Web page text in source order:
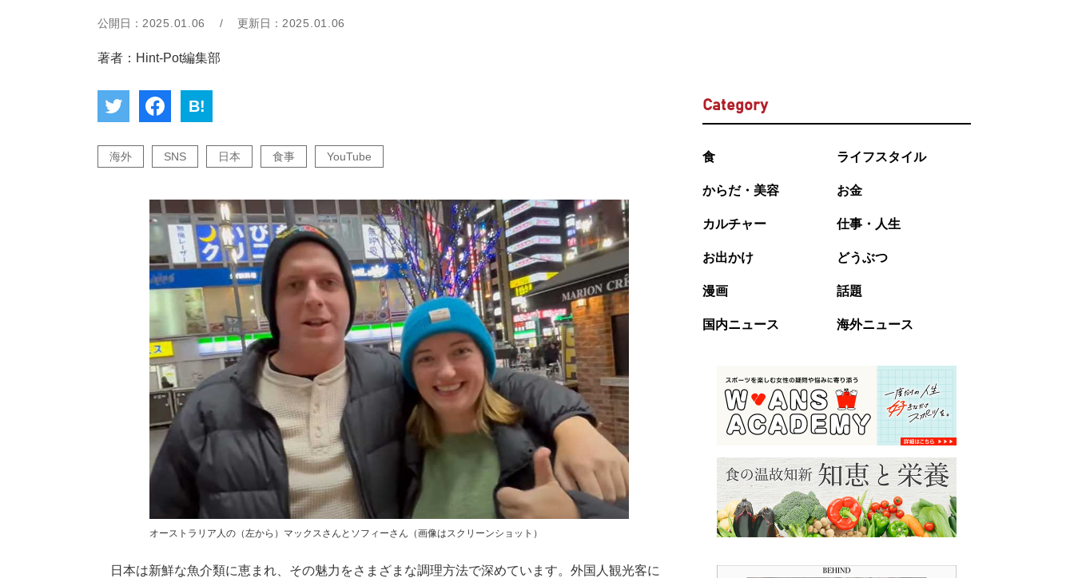
公開日： 2025.01.06 / 更新日： 2025.01.06
著者：Hint-Pot編集部
B!
海外 SNS 日本 食事 YouTube
オーストラリア人の（左から）マックスさんとソフィーさん（画像はスクリーンショット）
日本は新鮮な魚介類に恵まれ、その魅力をさまざまな調理方法で深めています。外国人観光客に
Category
食 ライフスタイル
からだ・美容 お金
カルチャー 仕事・人生
お出かけ どうぶつ
漫画 話題
国内ニュース 海外ニュース